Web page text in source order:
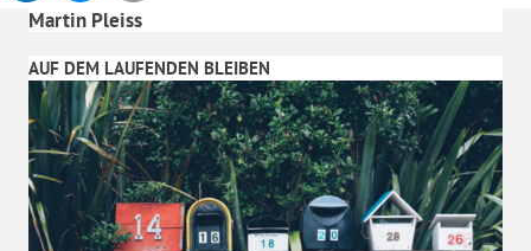
Martin Pleiss
AUF DEM LAUFENDEN BLEIBEN